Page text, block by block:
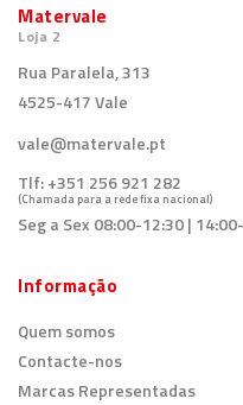
Matervale
Loja 2
Rua Paralela, 313
4525-417 Vale
vale@matervale.pt
Tlf:+351 256 921 282
(Chamada para a rede fixa nacional)
Seg a Sex 08:00-12:30 |
Informação
Quem somos
Contacte-nos
Marcas Representadas